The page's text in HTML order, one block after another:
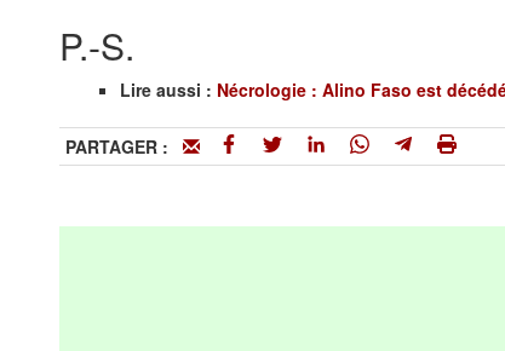
P.-S.
Lire aussi : Nécrologie : Alino Faso est
PARTAGER :